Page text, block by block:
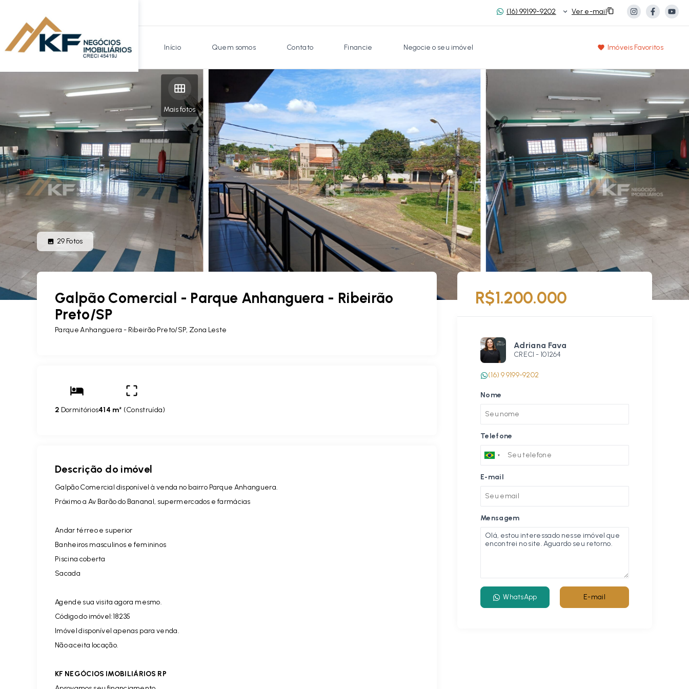
(16) 99199-9202 Ver e-mail
Início Quem somos Contato Financie Negocie o seu imóvel Imóveis Favoritos
Mais fotos
29 Fotos
Galpão Comercial - Parque Anhanguera - Ribeirão
Preto/SP
Parque Anhangüera - Ribeirão Preto/SP, Zona Leste
2 Dormitórios414 m² (Construída)
Descrição do imóvel
Galpão Comercial disponível à venda no bairro Parque Anhanguera.
Próximo a Av Barão do Bananal, supermercados e farmácias
Andar térreo e superior
Banheiros masculinos e femininos
Piscina coberta
Sacada
Agende sua visita agora mesmo.
Código do imóvel:18235
Imóvel disponível apenas para venda.
Não aceita locação.
KF NEGÓCIOS IMOBILIÁRIOS RP
R$1.200.000
Adriana Fava
CRECI - 101264
(16) 9 9199-9202
Nome
Telefone
E-mail
Mensagem
WhatsApp E-mail